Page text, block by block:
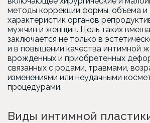
методы коррекции формы, объема и
характеристик органов
мужчин и женщин. Цель таких
заключается не только в
и в повышении качества интимной
врожденных и приобретенных
связанных с родами, травмами,
изменениями или неудачными
процедурами.
Виды интимной